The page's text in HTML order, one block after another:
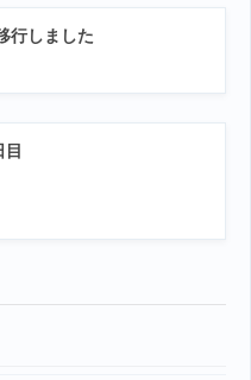
行しました
目